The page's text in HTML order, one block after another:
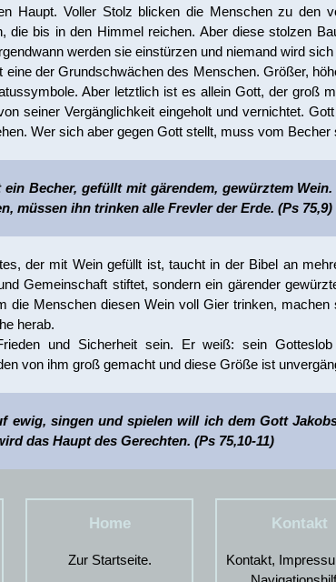
Haupt. Voller Stolz blicken die Menschen zu den
die bis in den Himmel reichen. Aber diese stolzen
werden sie einstürzen und niemand wird
eine der Grundschwächen des Menschen. Größer,
Aber letztlich ist es allein Gott, der groß
seiner Vergänglichkeit eingeholt und vernichtet.
Wer sich aber gegen Gott stellt, muss vom
Becher, gefüllt mit gärendem, gewürztem
müssen ihn trinken alle Frevler der Erde. (Ps 75,9)
der mit Wein gefüllt ist, taucht in der Bibel an
Gemeinschaft stiftet, sondern ein gärender
die Menschen diesen Wein voll Gier trinken,
herab.
und Sicherheit sein. Er weiß: sein
von ihm groß gemacht und diese Größe ist
ewig, singen und spielen will ich dem Gott
das Haupt des Gerechten. (Ps 75,10-11)
Home
Zur Startseite.
Kontakt
Kontakt,